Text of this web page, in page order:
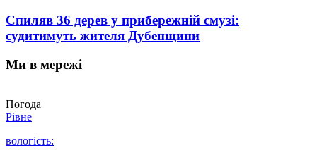
Спиляв 36 дерев у прибережній смузі:
судитимуть жителя Дубенщини
Ми в мережі
Погода
Рівне
вологість: